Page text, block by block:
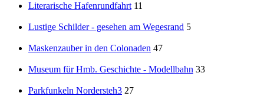
Literarische Hafenrundfahrt 11
Lustige Schilder - gesehen am Wegesrand 5
Maskenzauber in den Colonaden 47
Museum für Hmb. Geschichte - Modellbahn 33
Parkfunkeln Nordersteh3 27